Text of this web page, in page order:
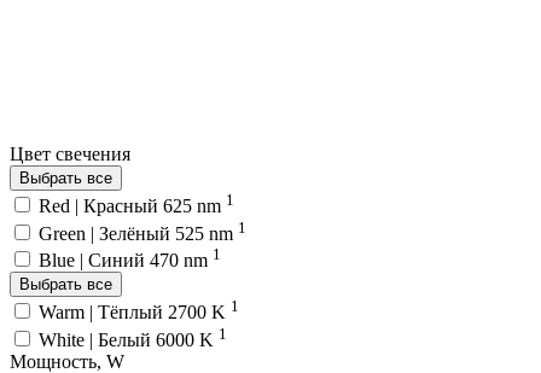
Цвет свечения
Выбрать все
Red | Красный 625 nm 1
Green | Зелёный 525 nm 1
Blue | Синий 470 nm 1
Выбрать все
Warm | Тёплый 2700 K 1
White | Белый 6000 K 1
Мощность, W